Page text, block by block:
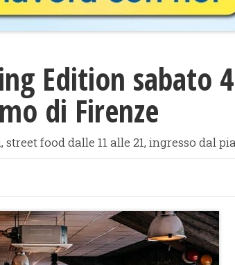
Edition sabato
di Firenze
food dalle 11 alle 21, ingresso dal